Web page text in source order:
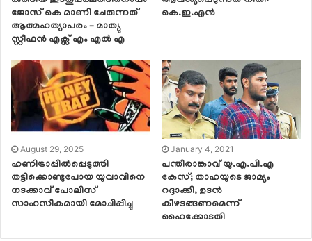
ജോസ് കെ മാണി ചേരുന്നത്
ആത്മഹത്യാപരം – മാത്യു
സ്റ്റീഫൻ എക്സ് എം എൽ എ
കെ.ഇ.എന്‍
August 29, 2025
ഹണിട്രാപ്പിൽപ്പെടുത്തി
തട്ടിക്കൊണ്ടുപോയ യുവാവിനെ
നടക്കാവ് പോലിസ്
സാഹസീകമായി മോചിപ്പിച്ചു
January 4, 2021
പന്തീരാങ്കാവ് യു.എ.പി.എ
കേസ്; താഹയുടെ ജാമ്യം
റദ്ദാക്കി, ഉടൻ
കീഴടങ്ങണമെന്ന്
ഹൈക്കോടതി